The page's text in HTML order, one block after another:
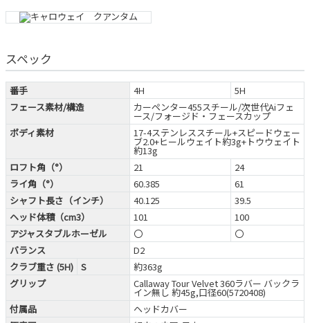
スペック
番手 4H
5H
フェース素材/構造
カーペンター455スチール/次世代Aiフェ
ース/フォージド・フェースカップ
ボディ素材
17-4ステンレススチール+スピードウェー
ブ2.0+ヒールウェイト約3g+トウウェイト
約13g
ロフト角（°）
21
24
ライ角（°）
60.385
61
シャフト長さ（インチ）
40.125
39.5
ヘッド体積（cm3）
101
100
アジャスタブルホーゼル
〇
〇
バランス
D2
クラブ重さ (5H) S
約363g
グリップ
Callaway Tour Velvet 360ラバー バックラ
イン無し 約45g,口径60(5720408)
付属品
ヘッドカバー